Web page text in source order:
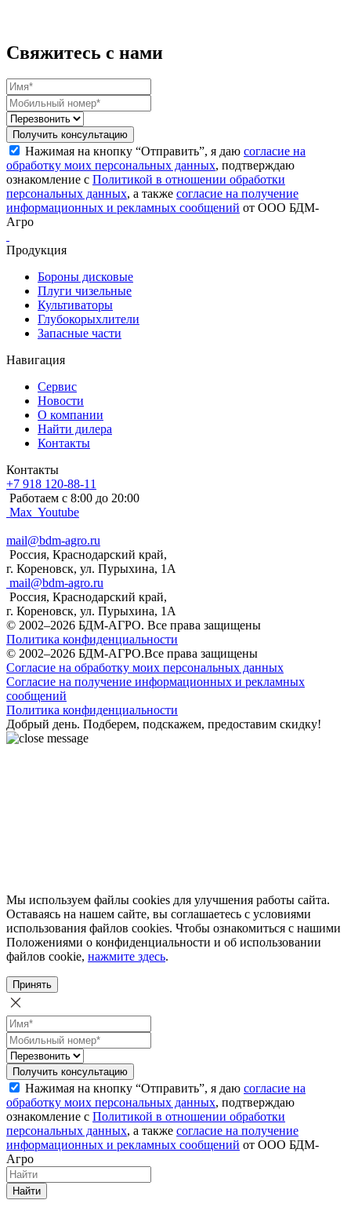
Свяжитесь с нами
Получить консультацию
Нажимая на кнопку “Отправить”, я даю согласие на
обработку моих персональных данных, подтверждаю
ознакомление с Политикой в отношении обработки
персональных данных, а также согласие на получение
информационных и рекламных сообщений от ООО БДМ-
Агро
Продукция
Бороны дисковые
Плуги чизельные
Культиваторы
Глубокорыхлители
Запасные части
Навигация
Сервис
Новости
О компании
Найти дилера
Контакты
Контакты
+7 918 120-88-11
Работаем c 8:00 до 20:00
Max Youtube
mail@bdm-agro.ru
Россия, Краснодарский край,
г. Кореновск, ул. Пурыхина, 1А
mail@bdm-agro.ru
Россия, Краснодарский край,
г. Кореновск, ул. Пурыхина, 1А
© 2002–2026 БДМ-АГРО. Все права защищены
Политика конфиденциальности
© 2002–2026 БДМ-АГРО.Все права защищены
Согласие на обработку моих персональных данных
Согласие на получение информационных и рекламных
сообщений
Политика конфиденциальности
Добрый день. Подберем, подскажем, предоставим скидку!
Мы используем файлы cookies для улучшения работы сайта.
Оставаясь на нашем сайте, вы соглашаетесь с условиями
использования файлов cookies. Чтобы ознакомиться с нашими
Положениями о конфиденциальности и об использовании
файлов cookie, нажмите здесь.
Принять
Получить консультацию
Нажимая на кнопку “Отправить”, я даю согласие на
обработку моих персональных данных, подтверждаю
ознакомление с Политикой в отношении обработки
персональных данных, а также согласие на получение
информационных и рекламных сообщений от ООО БДМ-
Агро
Найти